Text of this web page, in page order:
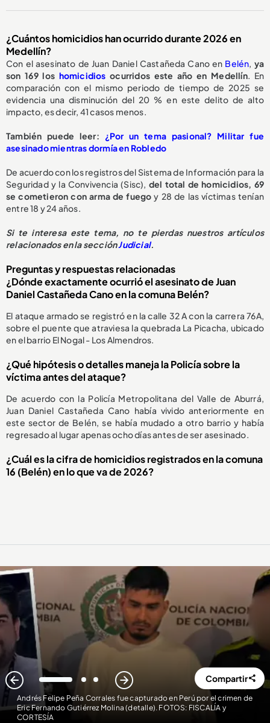
¿Cuántos homicidios han ocurrido durante 2026 en
Medellín?
Con el asesinato de Juan Daniel Castañeda Cano en Belén, ya
son 169 los homicidios ocurridos este año en Medellín. En
comparación con el mismo periodo de tiempo de 2025 se
evidencia una disminución del 20 % en este delito de alto
impacto, es decir, 41 casos menos.
También puede leer: ¿Por un tema pasional? Militar fue
asesinado mientras dormía en Robledo
De acuerdo con los registros del Sistema de Información para la
Seguridad y la Convivencia (Sisc), del total de homicidios, 69
se cometieron con arma de fuego y 28 de las víctimas tenían
entre 18 y 24 años.
Si te interesa este tema, no te pierdas nuestros artículos
relacionados en la secciónJudicial.
Preguntas y respuestas relacionadas
¿Dónde exactamente ocurrió el asesinato de Juan
Daniel Castañeda Cano en la comuna Belén?
El ataque armado se registró en la calle 32 A con la carrera 76A,
sobre el puente que atraviesa la quebrada La Picacha, ubicado
en el barrio El Nogal - Los Almendros.
¿Qué hipótesis o detalles maneja la Policía sobre la
víctima antes del ataque?
De acuerdo con la Policía Metropolitana del Valle de Aburrá,
Juan Daniel Castañeda Cano había vivido anteriormente en
este sector de Belén, se había mudado a otro barrio y había
regresado al lugar apenas ocho días antes de ser asesinado.
¿Cuál es la cifra de homicidios registrados en la comuna
16 (Belén) en lo que va de 2026?
Andrés Felipe Peña Corrales fue capturado en Perú por el crimen de
Eric Fernando Gutiérrez Molina (detalle). FOTOS: FISCALÍA y
CORTESÍA
1 2 3 Compartir